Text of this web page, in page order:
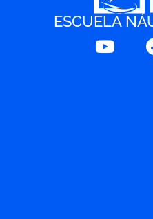
ESCUELA